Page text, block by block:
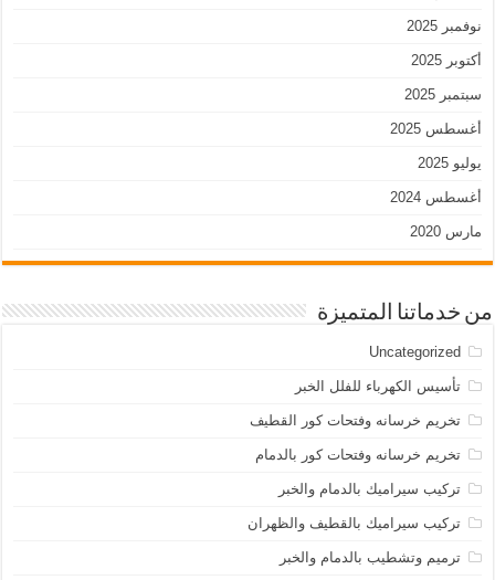
نوفمبر 2025
أكتوبر 2025
سبتمبر 2025
أغسطس 2025
يوليو 2025
أغسطس 2024
مارس 2020
من خدماتنا المتميزة
Uncategorized
تأسيس الكهرباء للفلل الخبر
تخريم خرسانه وفتحات كور القطيف
تخريم خرسانه وفتحات كور بالدمام
تركيب سيراميك بالدمام والخبر
تركيب سيراميك بالقطيف والظهران
ترميم وتشطيب بالدمام والخبر